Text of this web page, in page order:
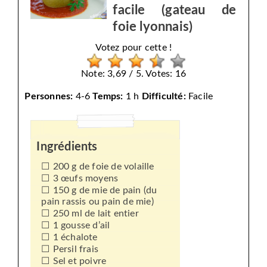
facile (gateau de
foie lyonnais)
Votez pour cette !
Note: 3,69 / 5. Votes: 16
Personnes: 4-6 Temps: 1 h Difficulté:Facile
Ingrédients
200 g de foie de volaille
3 œufs moyens
150 g de mie de pain (du
pain rassis ou pain de mie)
250 ml de lait entier
1 gousse d’ail
1 échalote
Persil frais
Sel et poivre